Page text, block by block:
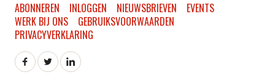
ABONNEREN INLOGGEN NIEUWSBRIEVEN
EVENTS
WERK BIJ ONS
GEBRUIKSVOORWAARDEN
PRIVACYVERKLARING